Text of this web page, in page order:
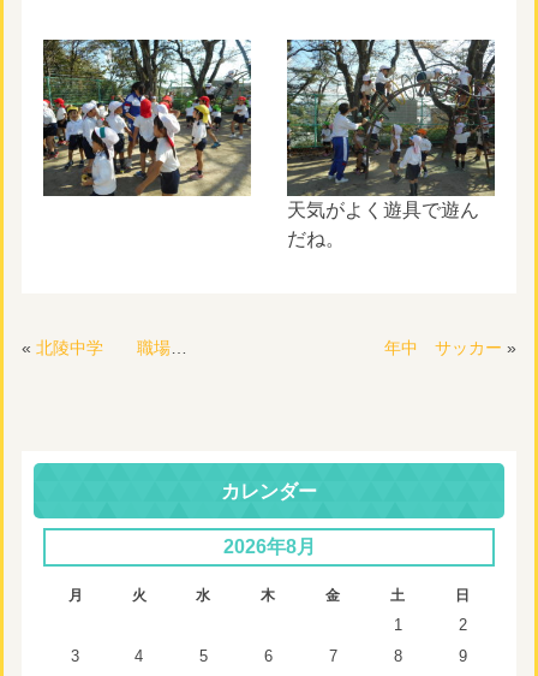
天気がよく遊具で遊ん
だね。
« 北陵中学 職場体験 年中 サッカー »
カレンダー
2026年8月
月 火 水 木 金 土 日
1
2
3
4 5 6 7 8
9